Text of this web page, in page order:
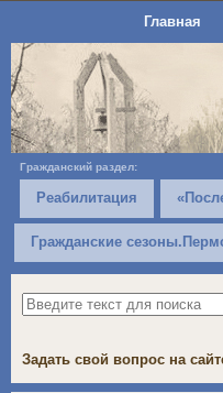
Главная
Гражданский раздел:
Реабилитация
Гражданские
Задать свой вопрос на